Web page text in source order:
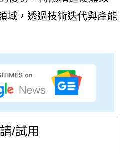
域，透過技術迭代與產能
/試用